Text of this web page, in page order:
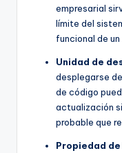
empresarial
límite del
funcional de
Unidad de
desplegarse
de código
actualización
probable que
Propiedad